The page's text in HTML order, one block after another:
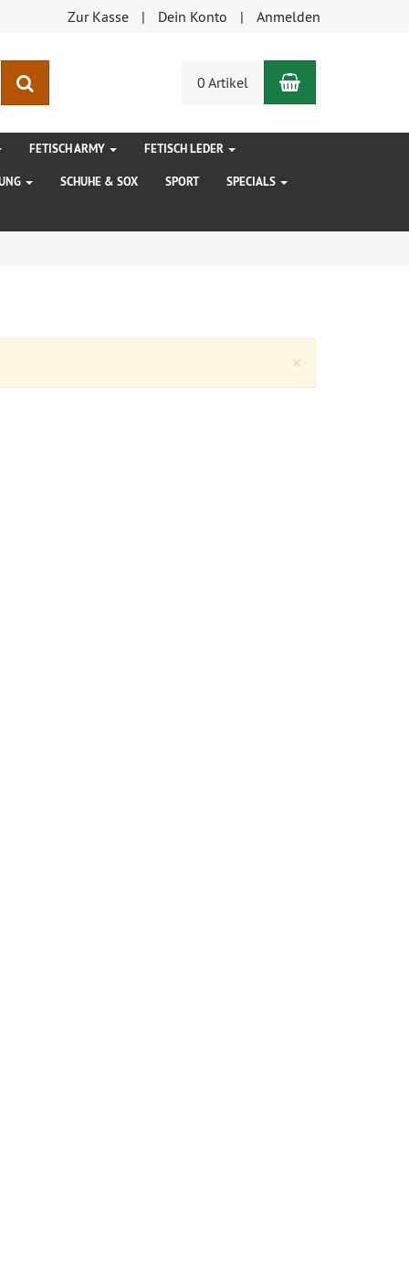
Zur Kasse Dein Konto Anmelden
0 Artikel Warenkorb
FETISCH ARMY FETISCH LEDER
SCHUHE & SOX SPORT SPECIALS
×